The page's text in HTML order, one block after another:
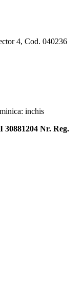
4, Cod. 040236
inchis
Nr. Reg.